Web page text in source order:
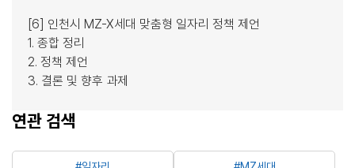
[6] 인천시 MZ-X세대 맞춤형 일자리 정책 제언
1. 종합 정리
2. 정책 제언
3. 결론 및 향후 과제
연관 검색